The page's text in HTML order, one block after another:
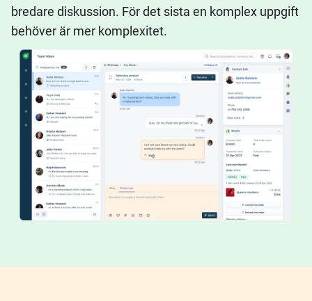
bredare diskussion. För det sista en komplex uppgift
behöver är mer komplexitet.